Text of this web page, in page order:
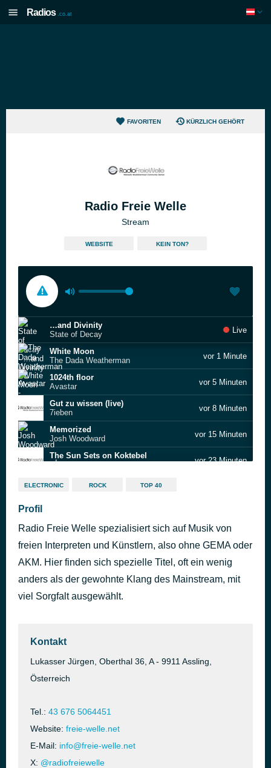
Radios .co.at
FAVORITEN KÜRZLICH GEHÖRT
Radio Freie Welle
Stream
WEBSITE KEIN TON?
…and Divinity
State of Decay
Live
White Moon
The Dada Weatherman
vor 1 Minute
1024th floor
Avastar
vor 5 Minuten
Gut zu wissen (live)
7ieben
vor 8 Minuten
Memorized
Josh Woodward
vor 15 Minuten
The Sun Sets on Koktebel
vor 23 Minuten
I want out
mirame
Inia
GeTRoffen 909
vor 38 Minuten
ELECTRONIC ROCK TOP 40
Profil
Radio Freie Welle spezialisiert sich auf Musik von
freien Interpreten und Künstlern, also ohne GEMA oder
AKM. Hier finden sich spezielle Titel, oft ein wenig
anders als der gewohnte Klang des Mainstream, mit
viel Sorgfalt ausgewählt.
Kontakt
Lukasser Jürgen, Oberthal 36, A - 9911 Assling,
Österreich
Tel.: 43 676 5064451
Website: freie-welle.net
E-Mail: info@freie-welle.net
X: @radiofreiewelle